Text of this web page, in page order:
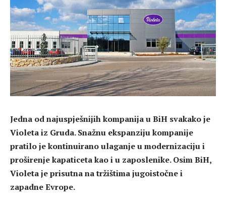
Jedna od najuspješnijih kompanija u BiH svakako je
Violeta iz Gruda. Snažnu ekspanziju kompanije
pratilo je kontinuirano ulaganje u modernizaciju i
proširenje kapaticeta kao i u zaposlenike. Osim BiH,
Violeta je prisutna na tržištima jugoistočne i
zapadne Evrope.